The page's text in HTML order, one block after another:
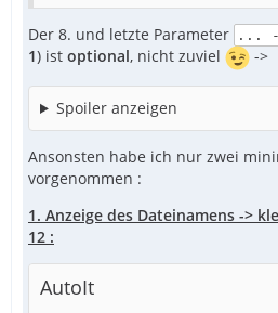
Der 8. und letzte Parameter ... -
1) ist optional, nicht zuviel ->
Spoiler anzeigen
Ansonsten habe ich nur zwei
vorgenommen :
1. Anzeige des Dateinamens ->
12 :
AutoIt